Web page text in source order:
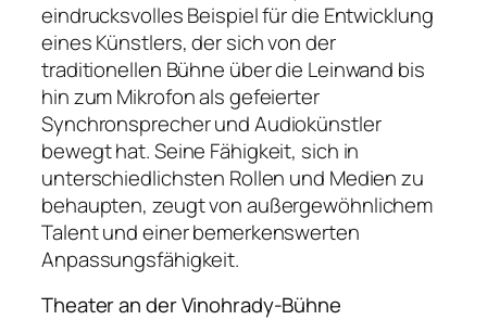
eindrucksvolles Beispiel für die Entwicklung
eines Künstlers, der sich von der
traditionellen Bühne über die Leinwand bis
hin zum Mikrofon als gefeierter
Synchronsprecher und Audiokünstler
bewegt hat. Seine Fähigkeit, sich in
unterschiedlichsten Rollen und Medien zu
behaupten, zeugt von außergewöhnlichem
Talent und einer bemerkenswerten
Anpassungsfähigkeit.
Theater an der Vinohrady-Bühne